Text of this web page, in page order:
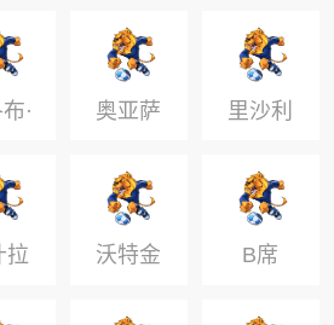
· 奥亚萨
瓦尔
里沙利
松
拉 沃特金
斯
B席